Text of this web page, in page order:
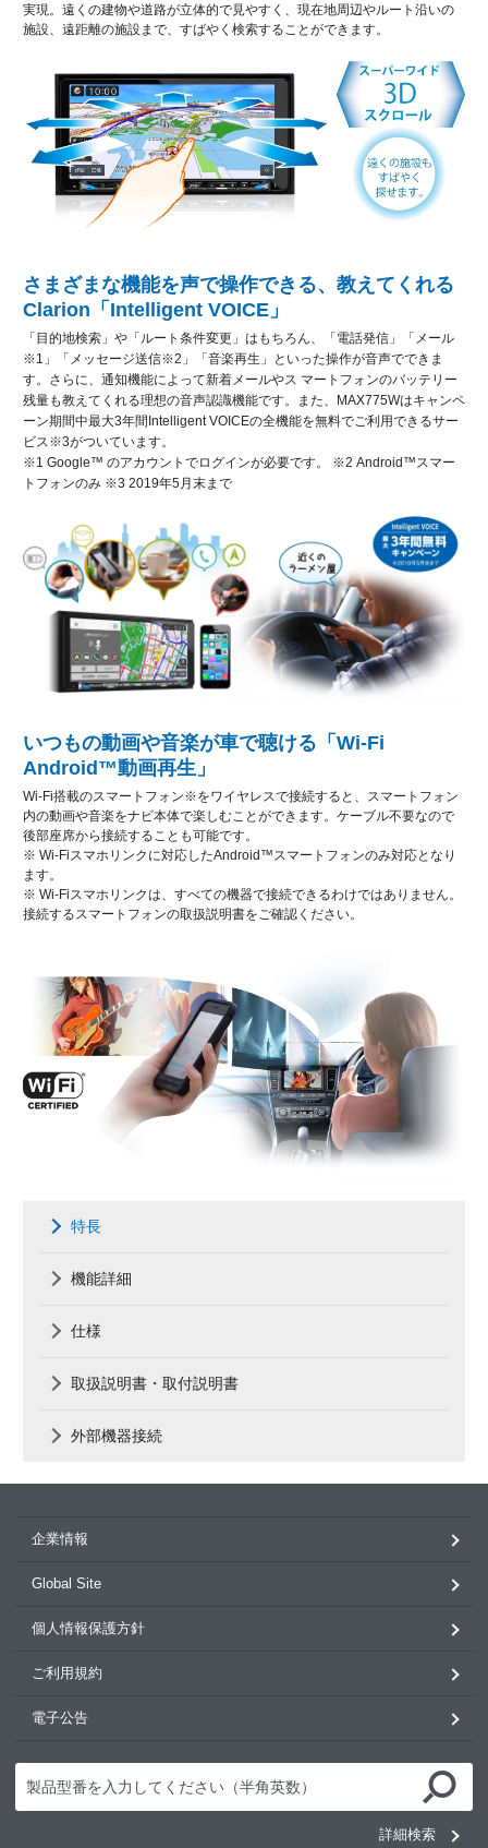
実現。遠くの建物や道路が立体的で見やすく、現在地周辺やルート沿いの
施設、遠距離の施設まで、すばやく検索することができます。
さまざまな機能を声で操作できる、教えてくれる
Clarion「Intelligent VOICE」
「目的地検索」や「ルート条件変更」はもちろん、「電話発信」「メール
※1」「メッセージ送信※2」「音楽再生」といった操作が音声でできま
す。さらに、通知機能によって新着メールやス マートフォンのバッテリー
残量も教えてくれる理想の音声認識機能です。また、MAX775Wはキャンペ
ーン期間中最大3年間Intelligent VOICEの全機能を無料でご利用できるサー
ビス※3がついています。
※1 Google™ のアカウントでログインが必要です。 ※2 Android™スマー
トフォンのみ ※3 2019年5月末まで
いつもの動画や音楽が車で聴ける「Wi-Fi
Android™動画再生」
Wi-Fi搭載のスマートフォン※をワイヤレスで接続すると、スマートフォン
内の動画や音楽をナビ本体で楽しむことができます。ケーブル不要なので
後部座席から接続することも可能です。
※ Wi-Fiスマホリンクに対応したAndroid™スマートフォンのみ対応となり
ます。
※ Wi-Fiスマホリンクは、すべての機器で接続できるわけではありません。
接続するスマートフォンの取扱説明書をご確認ください。
特長
機能詳細
仕様
取扱説明書・取付説明書
外部機器接続
企業情報
Global Site
個人情報保護方針
ご利用規約
電子公告
詳細検索